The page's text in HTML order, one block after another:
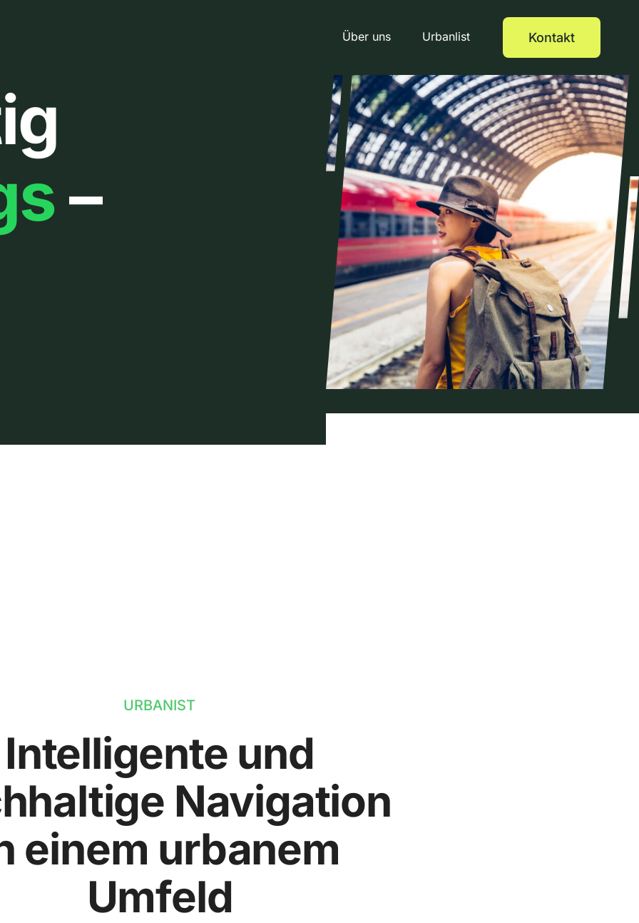
Über uns Urbanlist Kontakt
–
URBANIST
Intelligente und
Navigation
einem urbanem
Umfeld